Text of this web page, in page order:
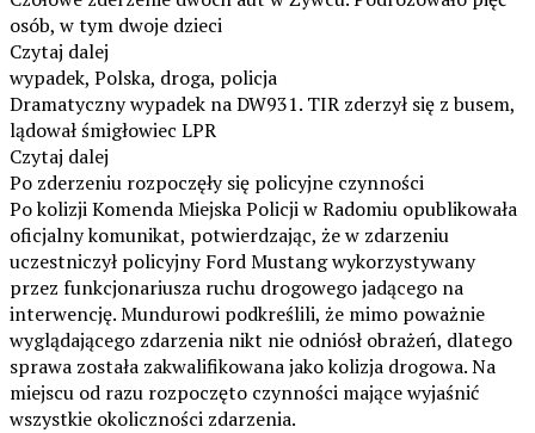
osób, w tym dwoje dzieci
Czytaj dalej
wypadek, Polska, droga, policja
Dramatyczny wypadek na DW931. TIR zderzył się z busem,
lądował śmigłowiec LPR
Czytaj dalej
Po zderzeniu rozpoczęły się policyjne czynności
Po kolizji Komenda Miejska Policji w Radomiu opublikowała
oficjalny komunikat, potwierdzając, że w zdarzeniu
uczestniczył policyjny Ford Mustang wykorzystywany
przez funkcjonariusza ruchu drogowego jadącego na
interwencję. Mundurowi podkreślili, że mimo poważnie
wyglądającego zdarzenia nikt nie odniósł obrażeń, dlatego
sprawa została zakwalifikowana jako kolizja drogowa. Na
miejscu od razu rozpoczęto czynności mające wyjaśnić
wszystkie okoliczności zdarzenia.